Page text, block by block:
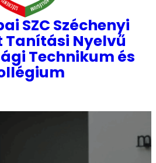
SZC Széchenyi
Tanítási Nyelvű
Technikum és